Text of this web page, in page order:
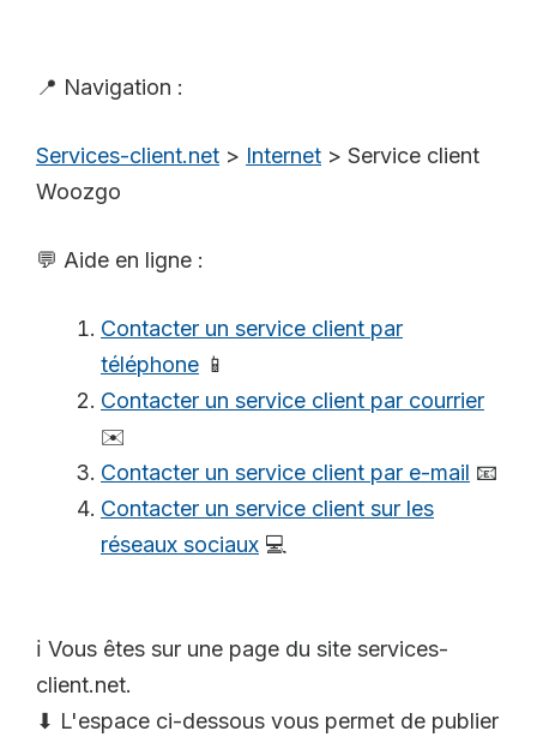
📍 Navigation :
Services-client.net > Internet > Service client
Woozgo
💬 Aide en ligne :
Contacter un service client par
téléphone 📱
Contacter un service client par courrier
✉️
Contacter un service client par e-mail 📧
Contacter un service client sur les
réseaux sociaux 💻
ℹ️ Vous êtes sur une page du site services-
client.net.
⬇ L'espace ci-dessous vous permet de publier